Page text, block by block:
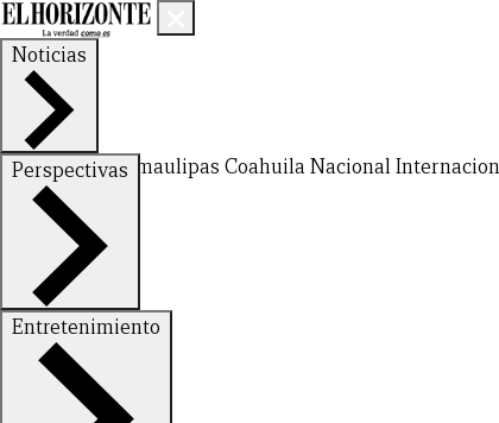
Noticias
Nuevo LeónTamaulipas Coahuila Nacional
Perspectivas
FinanzasOpinión
Entretenimiento